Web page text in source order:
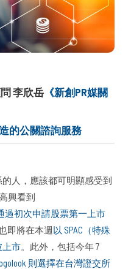
李欣岳《新創PR媒關
的公關諮詢服務
人，應該都可明顯感受到
興看到
過初次申請股票第一上市
即將在本週以 SPAC（特殊
上市。此外，包括今年 7
則選擇在台灣證交所